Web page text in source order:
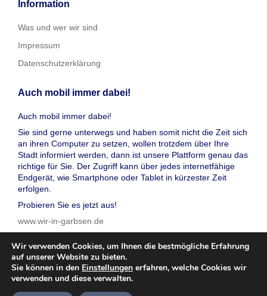
Information
Was und wer wir sind
Impressum
Datenschutzerklärung
Auch mobil immer dabei!
Auch mobil immer dabei!
Sie sind gerne unterwegs und haben somit nicht die Zeit sich
an ihren Computer zu setzen, wollen trotzdem über Ihre
Stadt informiert werden, dann ist unsere Plattform genau das
richtige für Sie. Der Zugriff kann über jedes internetfähige
Endgerät, wie Smartphone oder Tablet in kürzester Zeit
erfolgen.
Probieren Sie es jetzt aus!
www.wir-in-garbsen.de
© 2026 wir in garbsen, Inc. Alle Rechte vorbehalten
Wir verwenden Cookies, um Ihnen die bestmögliche Erfahrung
auf unserer Website zu bieten.
Sie können in den Einstellungen erfahren, welche Cookies wir
verwenden und diese verwalten.